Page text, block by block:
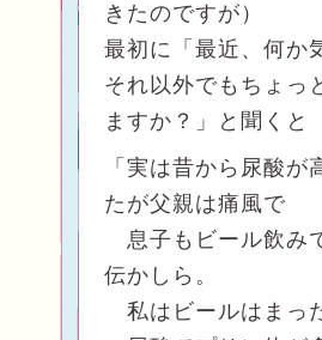
きたのですが）
最初に「最近、何か
それ以外でもちょっ
ますか？」と聞くと
「実は昔から尿酸
たが父親は痛風で
息子もビール飲み
伝かしら。
私はビールはまっ